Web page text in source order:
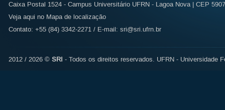
Caixa Postal 1524 - Campus Universitário UFRN - Lagoa Nova | CEP
Veja aqui no Mapa de localização
Contato: +55 (84) 3342-2271 / E-mail: sri@sri.ufrn.br
2012 / 2026 © SRI - Todos os direitos reservados. UFRN - Universidade